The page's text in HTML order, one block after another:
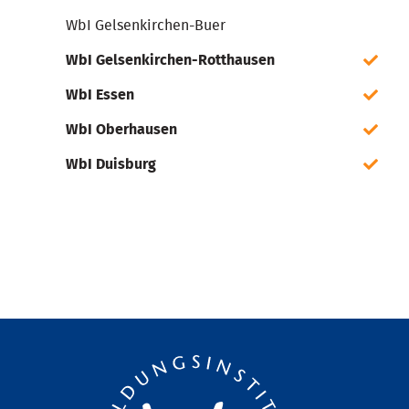
WbI Gelsenkirchen-Buer
WbI Gelsenkirchen-Rotthausen
WbI Essen
WbI Oberhausen
WbI Duisburg